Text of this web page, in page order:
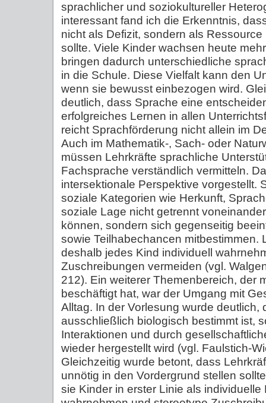
sprachlicher und soziokultureller
interessant fand ich die Erkenntnis,
nicht als Defizit, sondern als
sollte. Viele Kinder wachsen heute
bringen dadurch unterschiedliche
in die Schule. Diese Vielfalt kann den
wenn sie bewusst einbezogen wird.
deutlich, dass Sprache eine
erfolgreiches Lernen in allen
reicht Sprachförderung nicht allein im
Auch im Mathematik-, Sach- oder
müssen Lehrkräfte sprachliche
Fachsprache verständlich vermitteln.
intersektionale Perspektive vorgestellt.
soziale Kategorien wie Herkunft,
soziale Lage nicht getrennt
können, sondern sich gegenseitig
sowie Teilhabechancen mitbestimmen.
deshalb jedes Kind individuell
Zuschreibungen vermeiden (vgl.
212). Ein weiterer Themenbereich, der
beschäftigt hat, war der Umgang mit
Alltag. In der Vorlesung wurde deutlich,
ausschließlich biologisch bestimmt ist,
Interaktionen und durch
wieder hergestellt wird (vgl. Faulstich-
Gleichzeitig wurde betont, dass
unnötig in den Vordergrund stellen
sie Kinder in erster Linie als individuelle